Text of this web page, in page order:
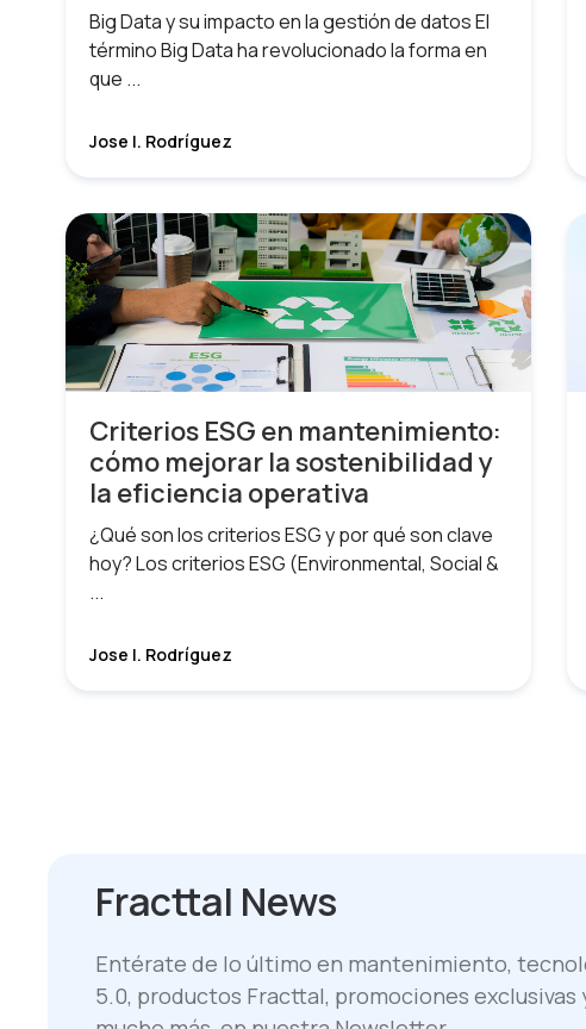
Big Data y su impacto en la gestión de datos El
término Big Data ha revolucionado la forma en
que ...
Jose I. Rodríguez
Criterios ESG en mantenimiento:
cómo mejorar la sostenibilidad y
la eficiencia operativa
¿Qué son los criterios ESG y por qué son clave
hoy? Los criterios ESG (Environmental, Social &
...
Jose I. Rodríguez
Fracttal News
Entérate de lo último en mantenimiento,
5.0, productos Fracttal, promociones exclusivas